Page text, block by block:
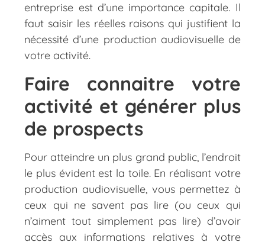
entreprise est d’une importance capitale. Il
faut saisir les réelles raisons qui justifient la
nécessité d’une production audiovisuelle de
votre activité.
Faire connaitre votre
activité et générer plus
de prospects
Pour atteindre un plus grand public, l’endroit
le plus évident est la toile. En réalisant votre
production audiovisuelle, vous permettez à
ceux qui ne savent pas lire (ou ceux qui
n’aiment tout simplement pas lire) d’avoir
accès aux informations relatives à votre